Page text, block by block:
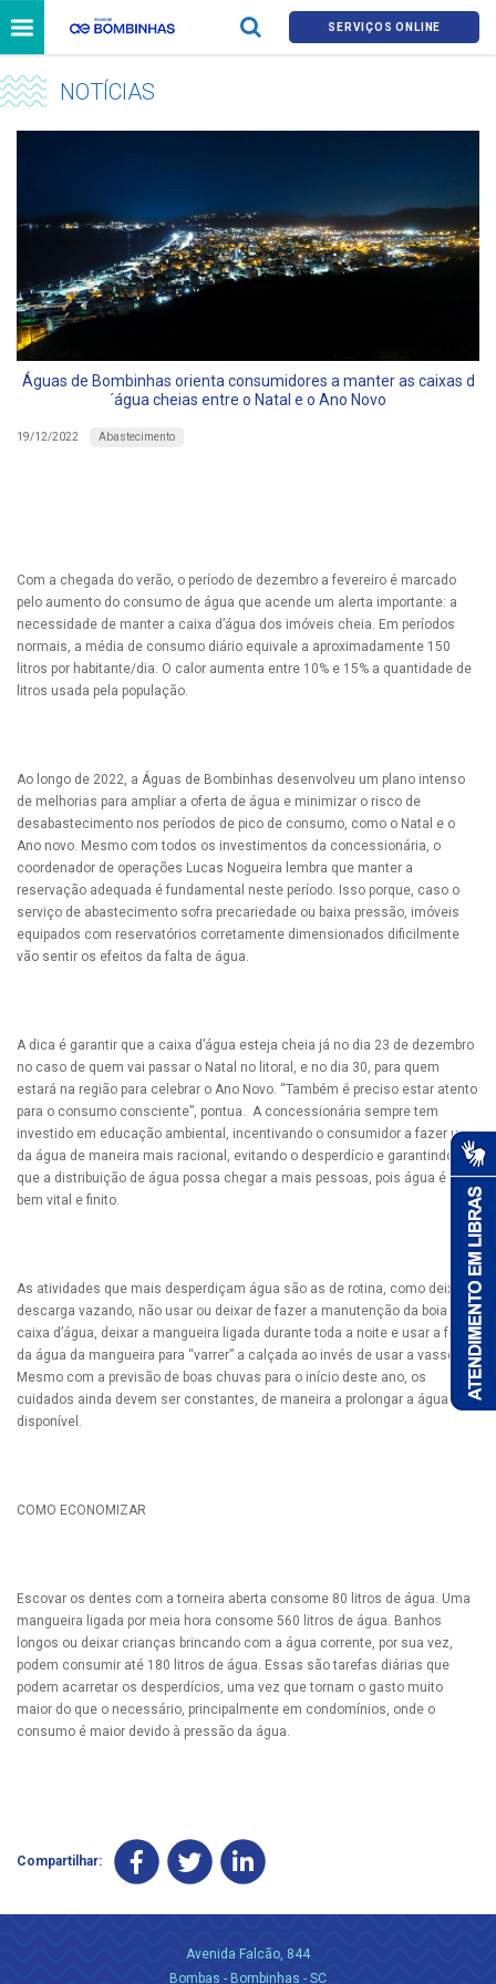
SERVIÇOS ONLINE
NOTÍCIAS
Águas de Bombinhas orienta consumidores a manter as caixas d
´água cheias entre o Natal e o Ano Novo
19/12/2022 Abastecimento
Com a chegada do verão, o período de dezembro a fevereiro é marcado
pelo aumento do consumo de água que acende um alerta importante: a
necessidade de manter a caixa d’água dos imóveis cheia. Em períodos
normais, a média de consumo diário equivale a aproximadamente 150
litros por habitante/dia. O calor aumenta entre 10% e 15% a quantidade de
litros usada pela população.
Ao longo de 2022, a Águas de Bombinhas desenvolveu um plano intenso
de melhorias para ampliar a oferta de água e minimizar o risco de
desabastecimento nos períodos de pico de consumo, como o Natal e o
Ano novo. Mesmo com todos os investimentos da concessionária, o
coordenador de operações Lucas Nogueira lembra que manter a
reservação adequada é fundamental neste período. Isso porque, caso o
serviço de abastecimento sofra precariedade ou baixa pressão, imóveis
equipados com reservatórios corretamente dimensionados dificilmente
vão sentir os efeitos da falta de água.
A dica é garantir que a caixa d’água esteja cheia já no dia 23 de dezembro
no caso de quem vai passar o Natal no litoral, e no dia 30, para quem
estará na região para celebrar o Ano Novo. “Também é preciso estar atento
para o consumo consciente”, pontua. A concessionária sempre tem
investido em educação ambiental, incentivando o consumidor a fazer uso
da água de maneira mais racional, evitando o desperdício e garantindo
que a distribuição de água possa chegar a mais pessoas, pois água é um
bem vital e finito.
As atividades que mais desperdiçam água são as de rotina, como deixar a
descarga vazando, não usar ou deixar de fazer a manutenção da boia na
caixa d’água, deixar a mangueira ligada durante toda a noite e usar a força
da água da mangueira para “varrer” a calçada ao invés de usar a vassoura.
Mesmo com a previsão de boas chuvas para o início deste ano, os
cuidados ainda devem ser constantes, de maneira a prolongar a água
disponível.
COMO ECONOMIZAR
Escovar os dentes com a torneira aberta consome 80 litros de água. Uma
mangueira ligada por meia hora consome 560 litros de água. Banhos
longos ou deixar crianças brincando com a água corrente, por sua vez,
podem consumir até 180 litros de água. Essas são tarefas diárias que
podem acarretar os desperdícios, uma vez que tornam o gasto muito
maior do que o necessário, principalmente em condomínios, onde o
consumo é maior devido à pressão da água.
Compartilhar:
Avenida Falcão, 844
Bombas - Bombinhas - SC